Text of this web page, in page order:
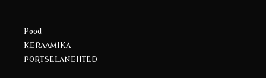
Pood
KERAAMIKA
PORTSELANEHTED